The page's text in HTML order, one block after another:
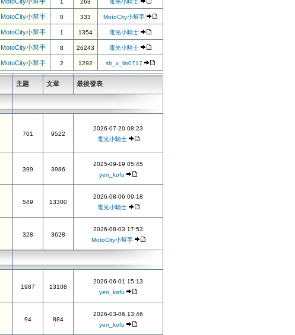
1 263 電光小騎士
MotoCity小幫手 0 333 MotoCity小幫手
MotoCity小幫手 1 1354 電光小騎士
MotoCity小幫手 8 26243 電光小騎士
MotoCity小幫手 2 1292 sh_x_lin0717
主題 文章 最後發表
701 9522
2026-07-20 08:23
電光小騎士
399 3986
2025-09-19 05:45
yen_kofu
549 13300
2026-08-06 09:18
電光小騎士
328 3628
2026-08-03 17:53
MotoCity小幫手
1987 13108
2026-06-01 15:13
yen_kofu
94 884
2026-03-06 13:46
yen_kofu